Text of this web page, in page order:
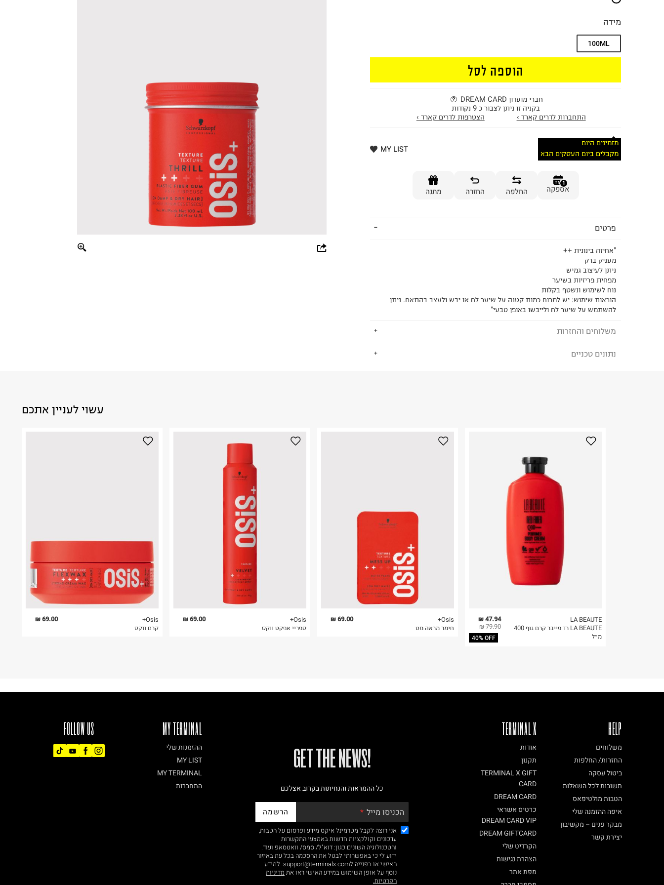
מידה
100ML
הוספה לסל
חברי מועדון DREAM CARD
בקניה זו ניתן לצבור כ 9 נקודות
התחברות לדרים קארד ›
הצטרפות לדרים קארד ›
מזמינים היום
מקבלים ביום העסקים הבא
MY LIST
1
אספקה החלפה החזרה מתנה
פרטים
"אחיזה בינונית ++
מעניק ברק
ניתן לעיצוב גמיש
מפחית פריזיות בשיער
נוח לשימוש ונשטף בקלות
הוראות שימוש: יש למרוח כמות קטנה על שיער לח או יבש ולעצב בהתאם. ניתן
להשתמש על שיער לח ולייבשו באופן טבעי"
משלוחים והחזרות
לבחירת בשיטת המשלוח המתאימה לכם,
לפני החזרת החבילה, חשוב להדביק את מדבקת הגוביינא על גבי החבילה
במקום בו הודבקה הכתובת שלכם.
פריטים שבירים יש להחזיר עם שליח דרך ממשק ההחזרות באתר בלבד
בהתאם לתנאי השימוש.
3. מוצרי טיפוח ניתן להחזיר סגורים באריזתם המקורית בלבד. לא ניתן
נתונים טכניים
בית פוקס-רח' החרמון
עשוי לעניין אתכם
69.00 ₪
Osis+
קרם ווקס
69.00 ₪
Osis+
ספריי אפקט ווקס
69.00 ₪
Osis+
חימר מראה מט
47.94 ₪
79.90 ₪
40% OFF
LA BEAUTE
LA BEAUTE רד פייבר קרם גוף 400
מ״ל
FOLLOW US MY TERMINAL
ההזמנות שלי
MY LIST
MY TERMINAL
התחברות
!GET THE NEWS
כל ההמראות והנחיתות בקרוב אצלכם
הכניסו מייל הרשמה
אני רוצה לקבל מטרמינל איקס מידע ופרסום על הטבות,
עדכונים וקולקציות חדשות באמצעי התקשרות
והטכנולוגיה השונים כגון: דוא"ל/ סמס/ וואטסאפ ועוד.
ידוע לי כי באפשרותי לבטל את ההסכמה בכל עת באיזור
האישי או בפנייה לsupport@terminalx.com. למידע
נוסף על אופן השימוש במידע האישי ראו את מדיניות
הפרטיות.
TERMINAL X
אודות
תקנון
TERMINAL X GIFT
CARD
DREAM CARD
כרטיס אשראי
DREAM CARD VIP
DREAM GIFTCARD
הקרדיט שלי
הצהרת נגישות
מפת אתר
HELP
משלוחים
החזרות/ החלפות
ביטול עסקה
תשובות לכל השאלות
הטבות מולטיפאס
איפה ההזמנה שלי
מבקר פנים – מקשיבון
יצירת קשר